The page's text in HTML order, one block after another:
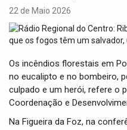
22 de Maio 2026
Os incêndios florestais em
no eucalipto e no bombeiro,
culpado e um herói, refere o
Coordenação e
Na Figueira da Foz, na